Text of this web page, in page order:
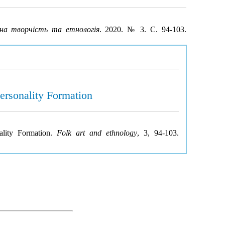
творчість та етнологія. 2020. № 3. С. 94-103.
Formation
Formation. Folk art and ethnology, 3, 94-103.